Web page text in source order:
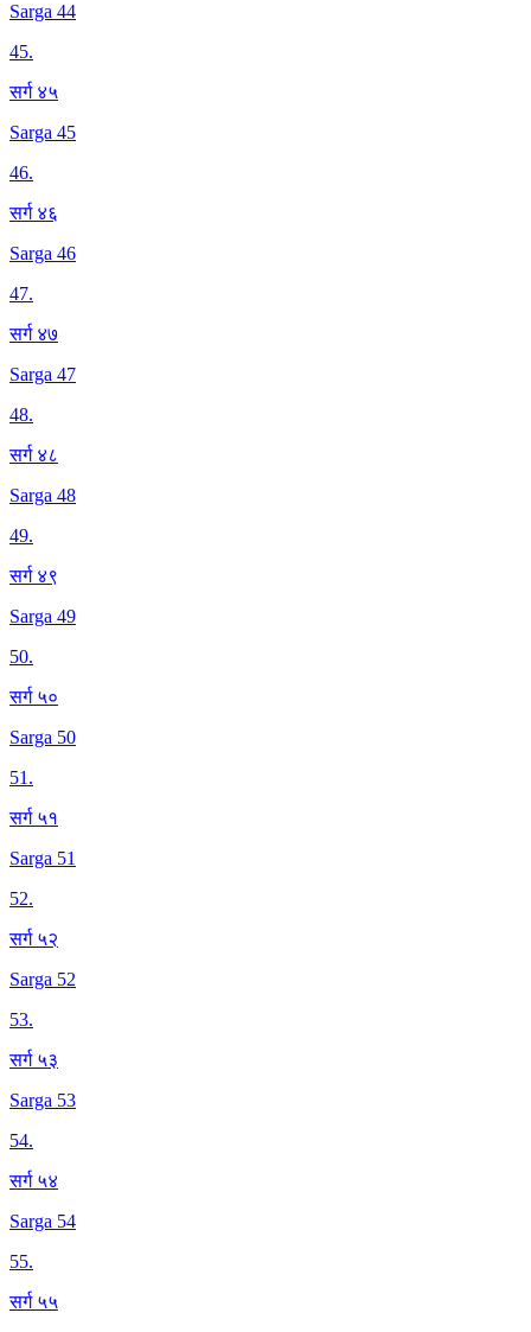
Sarga 44
45.
सर्ग ४५
Sarga 45
46.
सर्ग ४६
Sarga 46
47.
सर्ग ४७
Sarga 47
48.
सर्ग ४८
Sarga 48
49.
सर्ग ४९
Sarga 49
50.
सर्ग ५०
Sarga 50
51.
सर्ग ५१
Sarga 51
52.
सर्ग ५२
Sarga 52
53.
सर्ग ५३
Sarga 53
54.
सर्ग ५४
Sarga 54
55.
सर्ग ५५